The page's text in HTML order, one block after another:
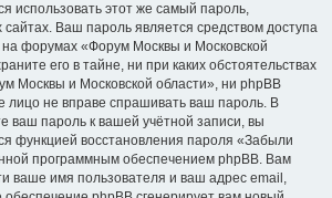
использовать этот же самый пароль,
сайтах. Ваш пароль является средством доступа
на форумах «Форум Москвы и Московской
его в тайне, ни при каких обстоятельствах
Москвы и Московской области», ни phpBB
лицо не вправе спрашивать ваш пароль. В
ваш пароль к вашей учётной записи, вы
функцией восстановления пароля «Забыли
программным обеспечением phpBB. Вам
ваше имя пользователя и ваш адрес email,